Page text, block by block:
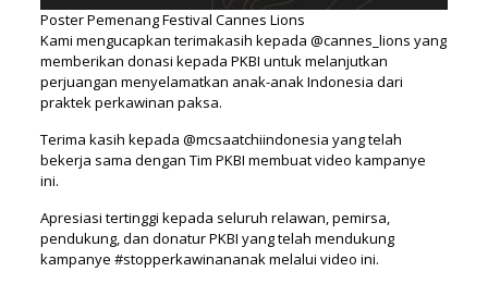
Poster Pemenang Festival Cannes Lions
Kami mengucapkan terimakasih kepada @cannes_lions yang
memberikan donasi kepada PKBI untuk melanjutkan
perjuangan menyelamatkan anak-anak Indonesia dari
praktek perkawinan paksa.
Terima kasih kepada @mcsaatchiindonesia yang telah
bekerja sama dengan Tim PKBI membuat video kampanye
ini.
Apresiasi tertinggi kepada seluruh relawan, pemirsa,
pendukung, dan donatur PKBI yang telah mendukung
kampanye #stopperkawinananak melalui video ini.